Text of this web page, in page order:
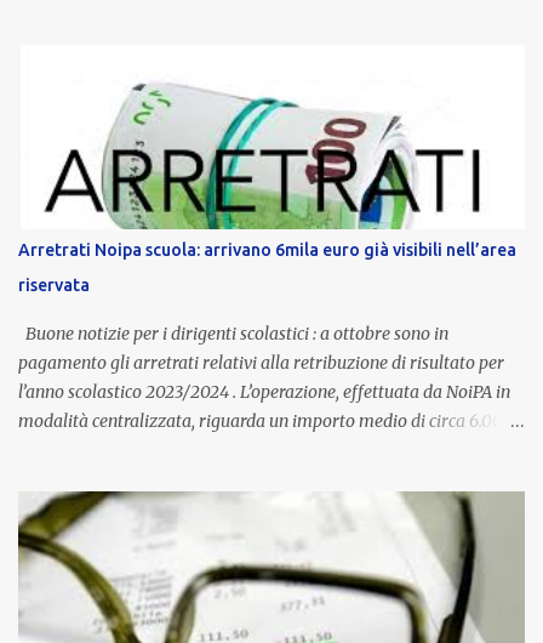
dedicato alle donne vittime di violenza di genere, in linea con la
normativa nazionale e con l’obiettivo di offrire maggiore tutela e
supporto in situazioni delicate. L’indennità provinciale per i docenti
è un unicum in Italia: si tratta di una misura esclusiva della
Provincia autonoma di Bolzano, che integra in maniera stabile lo
stipendio nazionale grazie alle prerogative garantite
dall’autonomia locale. Non è un bonus temporaneo né un
compenso accessorio, ma una voce strutturale di retribuzione,
aggiornata periodicamente in base al cost...
Arretrati Noipa scuola: arrivano 6mila euro già visibili nell’area
riservata
Buone notizie per i dirigenti scolastici : a ottobre sono in
pagamento gli arretrati relativi alla retribuzione di risultato per
l’anno scolastico 2023/2024 . L’operazione, effettuata da NoiPA in
modalità centralizzata, riguarda un importo medio di circa 6.000
ordinaria di ottobre . Cos’è la retribuzione di risultato La
retribuzione di risultato rappresenta la parte variabile dello
stipendio dei dirigenti scolastici. Viene corrisposta per valorizzare
la qualità dell’attività svolta, la gestione delle risorse e il
raggiungimento degli obiettivi fissati dal Ministero dell’Istruzione